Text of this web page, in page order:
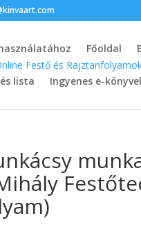
Főoldal
lista Ingyenes e-